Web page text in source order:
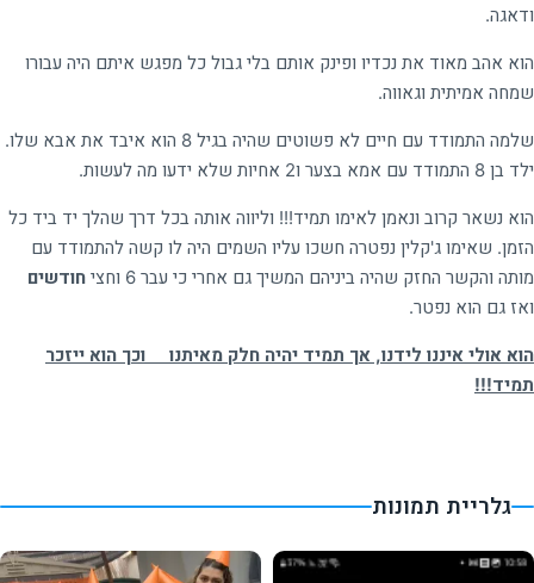
ודאגה.
הוא אהב מאוד את נכדיו ופינק אותם בלי גבול כל מפגש איתם היה עבורו
שמחה אמיתית וגאווה.
שלמה התמודד עם חיים לא פשוטים שהיה בגיל 8 הוא איבד את אבא שלו.
ילד בן 8 התמודד עם אמא בצער ו2 אחיות שלא ידעו מה לעשות.
הוא נשאר קרוב ונאמן לאימו תמיד!!! וליווה אותה בכל דרך שהלך יד ביד כל
הזמן. שאימו ג'קלין נפטרה חשכו עליו השמים היה לו קשה להתמודד עם
מותה והקשר החזק שהיה ביניהם המשיך גם אחרי כי עבר 6 וחצי
חודשים
ואז גם הוא נפטר.
הוא אולי איננו לידנו, אך תמיד יהיה חלק מאיתנו וכך הוא ייזכר
תמיד!!!
גלריית תמונות